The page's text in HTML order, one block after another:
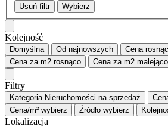
Usuń filtr Wybierz
Kolejność
Domyślna Od najnowszych Cena
Cena za m2 rosnąco Cena za m2 malejąco
Filtry
Kategoria Nieruchomości na sprzedaż
Cena/m² wybierz Źródło wybierz
Lokalizacja